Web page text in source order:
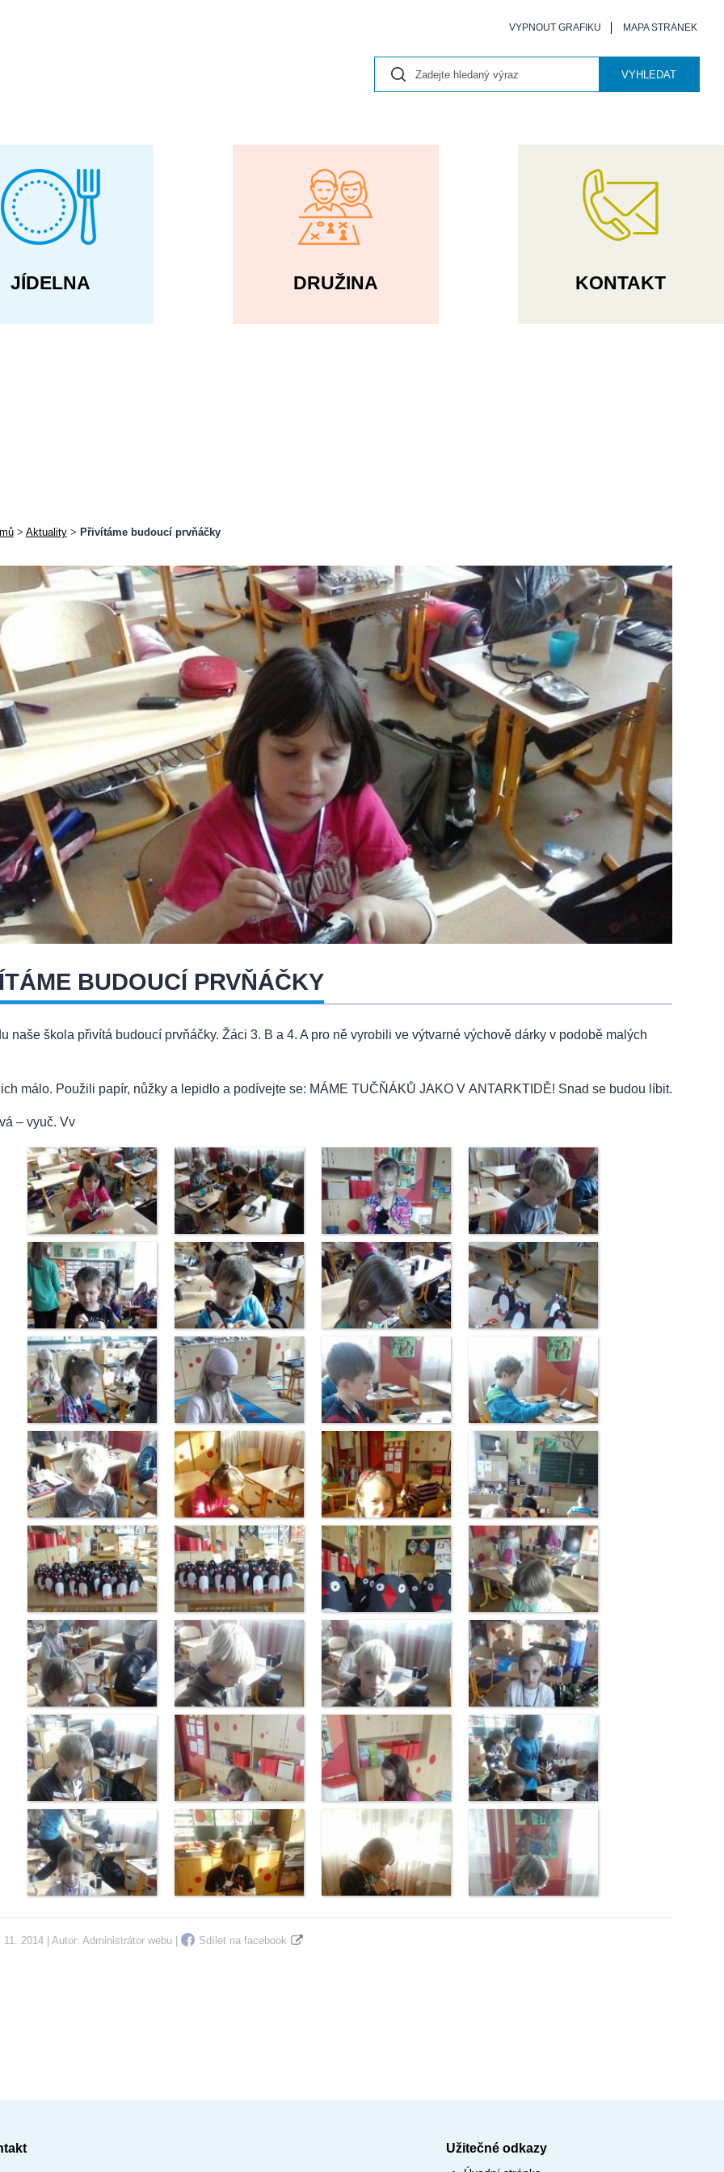
VYPNOUT GRAFIKU MAPA STRÁNEK
VYHLEDAT
JÍDELNA DRUŽINA KONTAKT
> Aktuality> Přivítáme budoucí prvňáčky
BUDOUCÍ PRVŇÁČKY
naše škola přivítá budoucí prvňáčky. Žáci 3. B a 4. A pro ně vyrobili ve výtvarné výchově dárky v podobě malých
málo. Použili papír, nůžky a lepidlo a podívejte se: MÁME TUČŇÁKŮ JAKO V ANTARKTIDĚ! Snad se budou líbit.
– vyuč. Vv
2014 | Autor: Administrátor webu| Sdílet na facebook
Užitečné odkazy